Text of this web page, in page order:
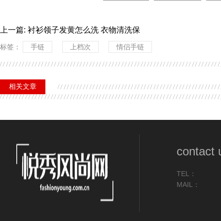
上一篇: 衬衫领子发黄怎么洗 衣物清洗保
标签： 手链 上档次 情侣手链
相关文章
contact
TEL：
MAIL：